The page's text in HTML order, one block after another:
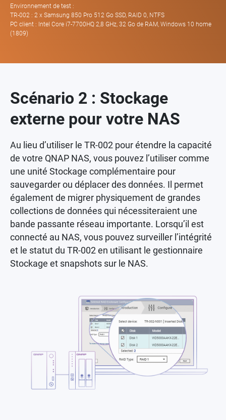
Environnement de test :
TR-002 : 2 x Samsung 850 Pro 512 Go SSD, RAID 0, NTFS
PC client : Intel Core i7-7700HQ 2,8 GHz, 32 Go de RAM, Windows 10 home
(1809)
Scénario 2 : Stockage
externe pour votre NAS
Au lieu d’utiliser le TR-002 pour étendre la capacité
de votre QNAP NAS, vous pouvez l’utiliser comme
une unité Stockage complémentaire pour
sauvegarder ou déplacer des données. Il permet
également de migrer physiquement de grandes
collections de données qui nécessiteraient une
bande passante réseau importante. Lorsqu’il est
connecté au NAS, vous pouvez surveiller l’intégrité
et le statut du TR-002 en utilisant le gestionnaire
Stockage et snapshots sur le NAS.